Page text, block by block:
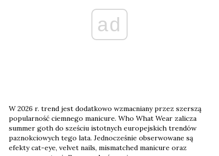
ad
W 2026 r. trend jest dodatkowo wzmacniany przez szerszą
popularność ciemnego manicure. Who What Wear zalicza
summer goth do sześciu istotnych europejskich trendów
paznokciowych tego lata. Jednocześnie obserwowane są
efekty cat-eye, velvet nails, mismatched manicure oraz